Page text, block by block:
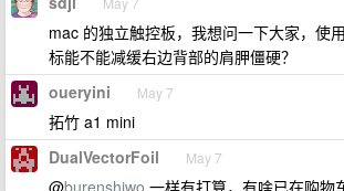
mac 的独立触控板，我想问一下大家，使
标能不能减缓右边背部的肩胛僵硬？
oueryini May 7
拓竹 a1 mini
DualVectorFoil May 7
@burenshiwo 一样有打算，有啥已在购物